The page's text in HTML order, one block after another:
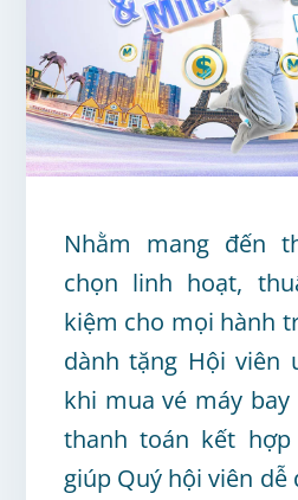
Nhằm mang đến
chọn linh hoạt,
kiệm cho mọi hành
dành tặng Hội viên
khi mua vé máy
thanh toán kết hợp
giúp Quý hội viên